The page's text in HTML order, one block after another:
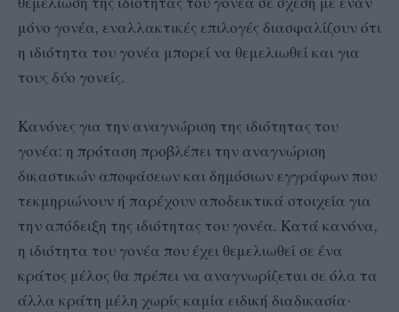
μόνο γονέα, εναλλακτικές επιλογές διασφαλίζουν ότι
η ιδιότητα του γονέα μπορεί να θεμελιωθεί και για
τους δύο γονείς.
Κανόνες για την αναγνώριση της ιδιότητας του
γονέα: η πρόταση προβλέπει την αναγνώριση
δικαστικών αποφάσεων και δημόσιων εγγράφων που
τεκμηριώνουν ή παρέχουν αποδεικτικά στοιχεία για
την απόδειξη της ιδιότητας του γονέα. Κατά κανόνα,
η ιδιότητα του γονέα που έχει θεμελιωθεί σε ένα
κράτος μέλος θα πρέπει να αναγνωρίζεται σε όλα τα
άλλα κράτη μέλη χωρίς καμία ειδική διαδικασία·